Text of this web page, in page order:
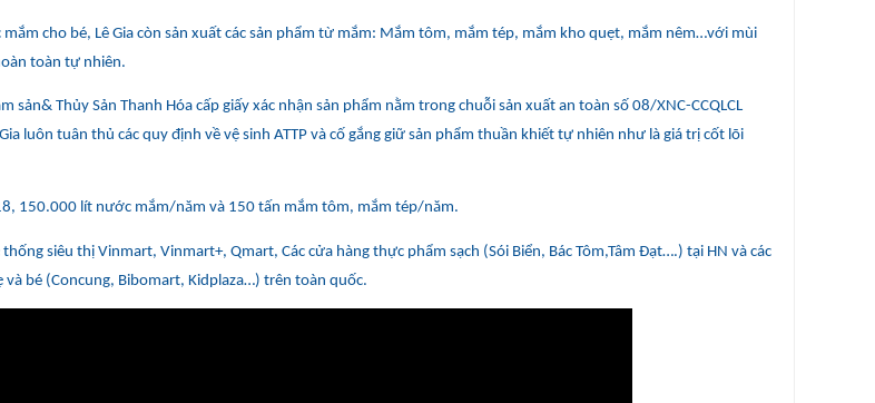
cho bé, Lê Gia còn sản xuất các sản phẩm từ mắm: Mắm tôm, mắm tép, mắm kho quẹt, mắm nêm…với mùi
toàn tự nhiên.
sản& Thủy Sản Thanh Hóa cấp giấy xác nhận sản phẩm nằm trong chuỗi sản xuất an toàn số 08/XNC-CCQLCL
luôn tuân thủ các quy định về vệ sinh ATTP và cố gắng giữ sản phẩm thuần khiết tự nhiên như là giá trị cốt lõi
150.000 lít nước mắm/năm và 150 tấn mắm tôm, mắm tép/năm.
siêu thị Vinmart, Vinmart+, Qmart, Các cửa hàng thực phẩm sạch (Sói Biển, Bác Tôm,Tâm Đạt….) tại HN và các
và bé (Concung, Bibomart, Kidplaza…) trên toàn quốc.